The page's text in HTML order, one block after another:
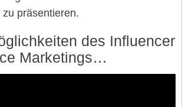
präsentieren.
des Influencer
Marketings…